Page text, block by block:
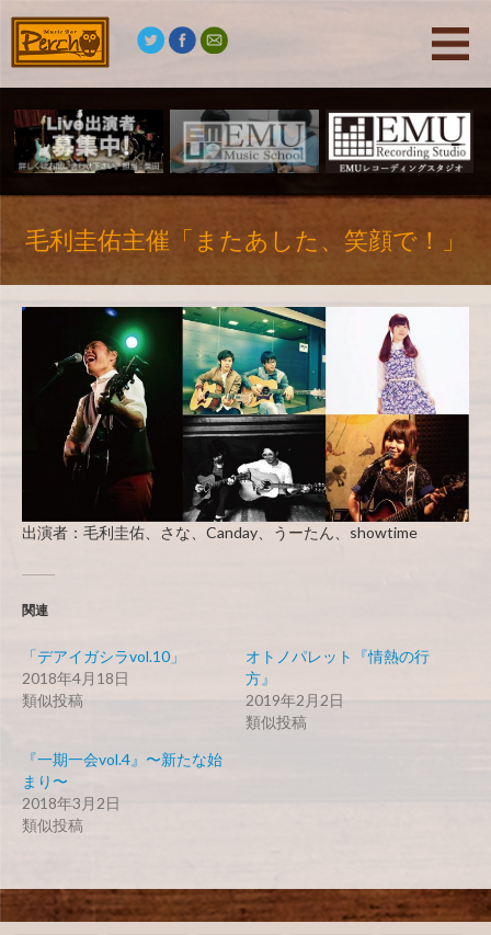
毛利圭佑主催「またあした、笑顔で！」
出演者：毛利圭佑、さな、Canday、うーたん、showtime
関連
「デアイガシラvol.10」
2018年4月18日
類似投稿
オトノパレット『情熱の行
方』
2019年2月2日
類似投稿
『一期一会vol.4』〜新たな始
まり〜
2018年3月2日
類似投稿